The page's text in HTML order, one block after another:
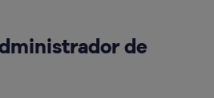
de